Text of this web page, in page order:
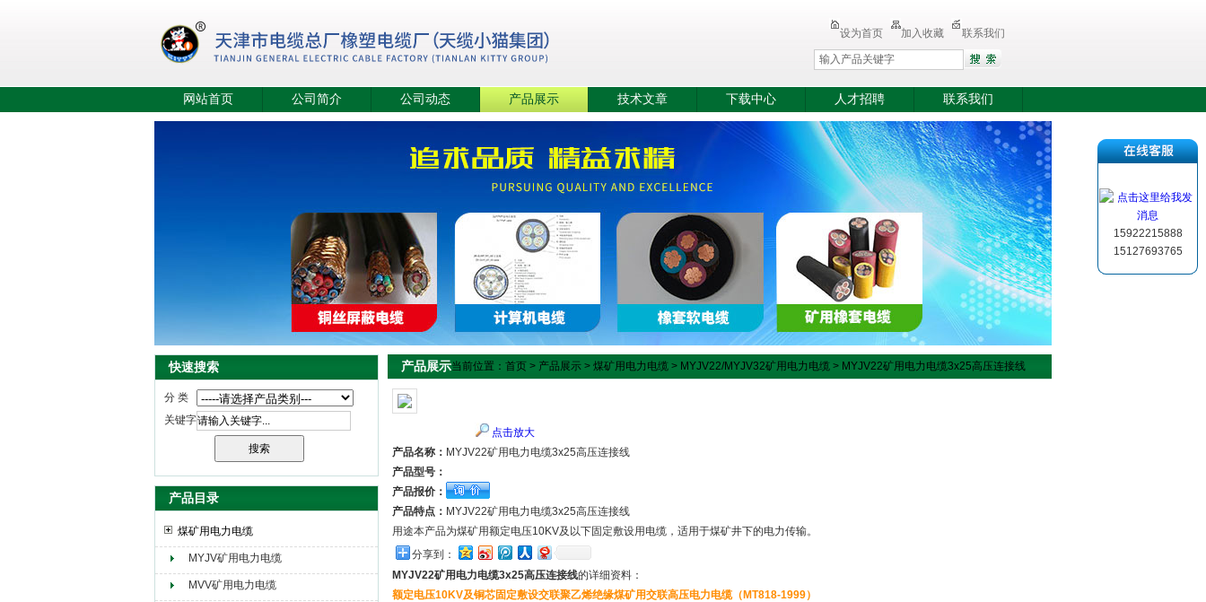
天津市电缆总厂橡塑电缆厂（天缆小猫集团）
设为首页 加入收藏 联系我们
网站首页 公司简介 公司动态 产品展示 技术文章 下载中心 人才招聘 联系我们
快速搜索
分 类
关键字
产品目录
煤矿用电力电缆
MYJV矿用电力电缆
MVV矿用电力电缆
产品展示当前位置： 首页 > 产品展示 > 煤矿用电力电缆 > MYJV22/MYJV32矿用电力电缆 > MYJV22矿用电力电缆3x25高压连接线
点击放大
产品名称： MYJV22矿用电力电缆3x25高压连接线
产品型号：
产品报价：
产品特点： MYJV22矿用电力电缆3x25高压连接线
用途本产品为煤矿用额定电压10KV及以下固定敷设用电缆，适用于煤矿井下的电力传输。
分享到：
MYJV22矿用电力电缆3x25高压连接线的详细资料：
额定电压10KV及铜芯固定敷设交联聚乙烯绝缘煤矿用交联高压电力电缆（MT818-1999）
15922215888
15127693765